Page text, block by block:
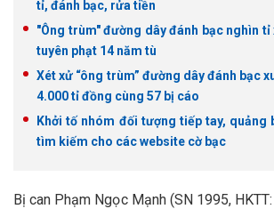
tỉ, đánh bạc, rửa tiền
"Ông trùm" đường dây đánh bạc nghìn tỉ
tuyên phạt 14 năm tù
Xét xử “ông trùm” đường dây đánh bạc
4.000 tỉ đồng cùng 57 bị cáo
Khởi tố nhóm đối tượng tiếp tay, quảng
tìm kiếm cho các website cờ bạc
Bị can Phạm Ngọc Mạnh (SN 1995,